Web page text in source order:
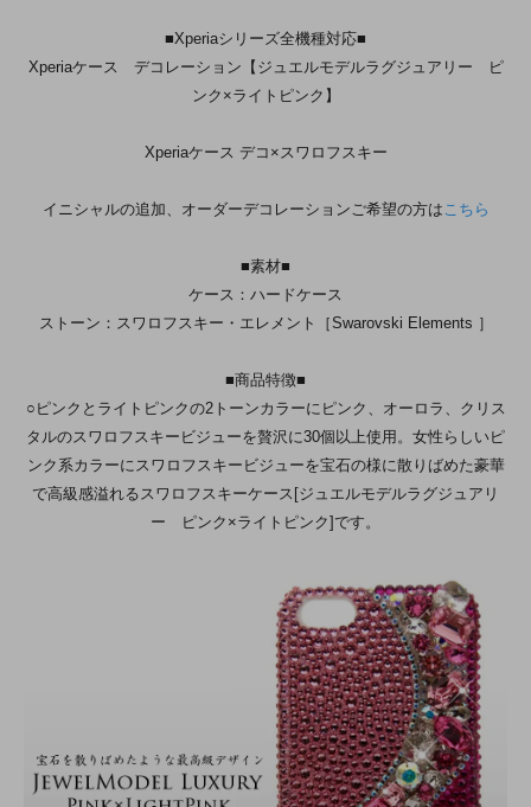
■Xperiaシリーズ全機種対応■
Xperiaケース デコレーション【ジュエルモデルラグジュアリー ピ
ンク×ライトピンク】
Xperiaケース デコ×スワロフスキー
イニシャルの追加、オーダーデコレーションご希望の方はこちら
■素材■
ケース：ハードケース
ストーン：スワロフスキー・エレメント［Swarovski Elements ］
■商品特徴■
○ピンクとライトピンクの2トーンカラーにピンク、オーロラ、クリス
タルのスワロフスキービジューを贅沢に30個以上使用。女性らしいピ
ンク系カラーにスワロフスキービジューを宝石の様に散りばめた豪華
で高級感溢れるスワロフスキーケース[ジュエルモデルラグジュアリ
ー ピンク×ライトピンク]です。